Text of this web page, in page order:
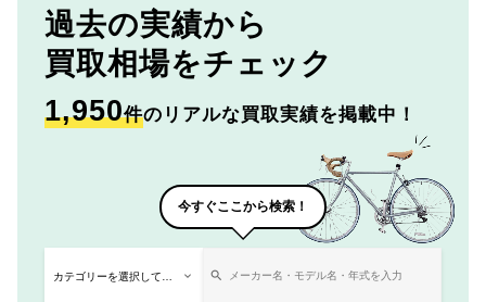
過去の実績から
買取相場をチェック
1,950件のリアルな買取実績を掲載中！
今すぐここから検索！